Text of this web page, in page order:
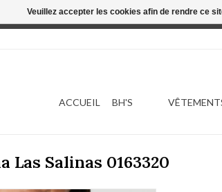
ACCUEIL BH'S
Las Salinas 0163320
Veuillez accepter les cookies afin de rendre ce
Cette boutique est en